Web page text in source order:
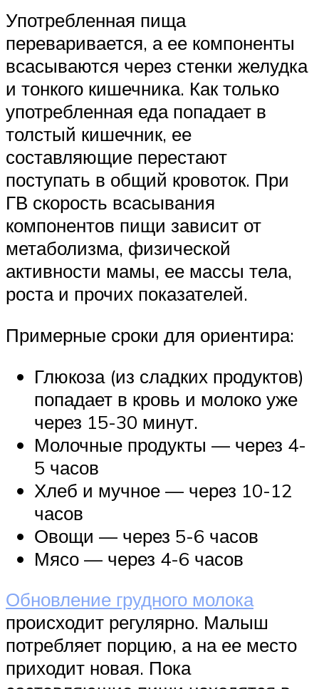
Употребленная пища
переваривается, а ее компоненты
всасываются через стенки желудка
и тонкого кишечника. Как только
употребленная еда попадает в
толстый кишечник, ее
составляющие перестают
поступать в общий кровоток. При
ГВ скорость всасывания
компонентов пищи зависит от
метаболизма, физической
активности мамы, ее массы тела,
роста и прочих показателей.
Примерные сроки для ориентира:
Глюкоза (из сладких продуктов)
попадает в кровь и молоко уже
через 15-30 минут.
Молочные продукты — через 4-
5 часов
Хлеб и мучное — через 10-12
часов
Овощи — через 5-6 часов
Мясо — через 4-6 часов
Обновление грудного молока
происходит регулярно. Малыш
потребляет порцию, а на ее место
приходит новая. Пока